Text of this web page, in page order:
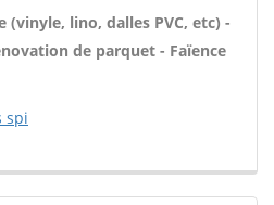
(vinyle, lino, dalles PVC, etc) -
de parquet - Faïence
spi